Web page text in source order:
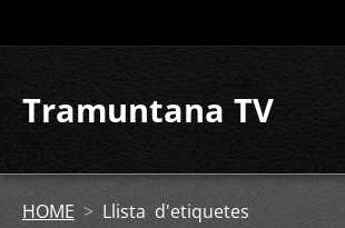
Tramuntana TV
HOME > Llista d'etiquetes